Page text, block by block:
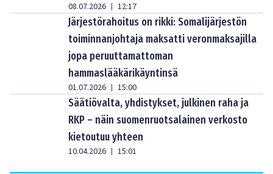
08.07.2026 | 12:17
Järjestörahoitus on rikki: Somalijärjestön
toiminnanjohtaja maksatti veronmaksajilla
jopa peruuttamattoman
hammaslääkärikäyntinsä
01.07.2026 | 15:00
Säätiövalta, yhdistykset, julkinen raha ja
RKP – näin suomenruotsalainen verkosto
kietoutuu yhteen
10.04.2026 | 15:01